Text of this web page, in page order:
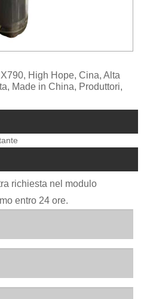
High Hope, Cina, Alta
Made in China, Produttori,
richiesta nel modulo
entro 24 ore.